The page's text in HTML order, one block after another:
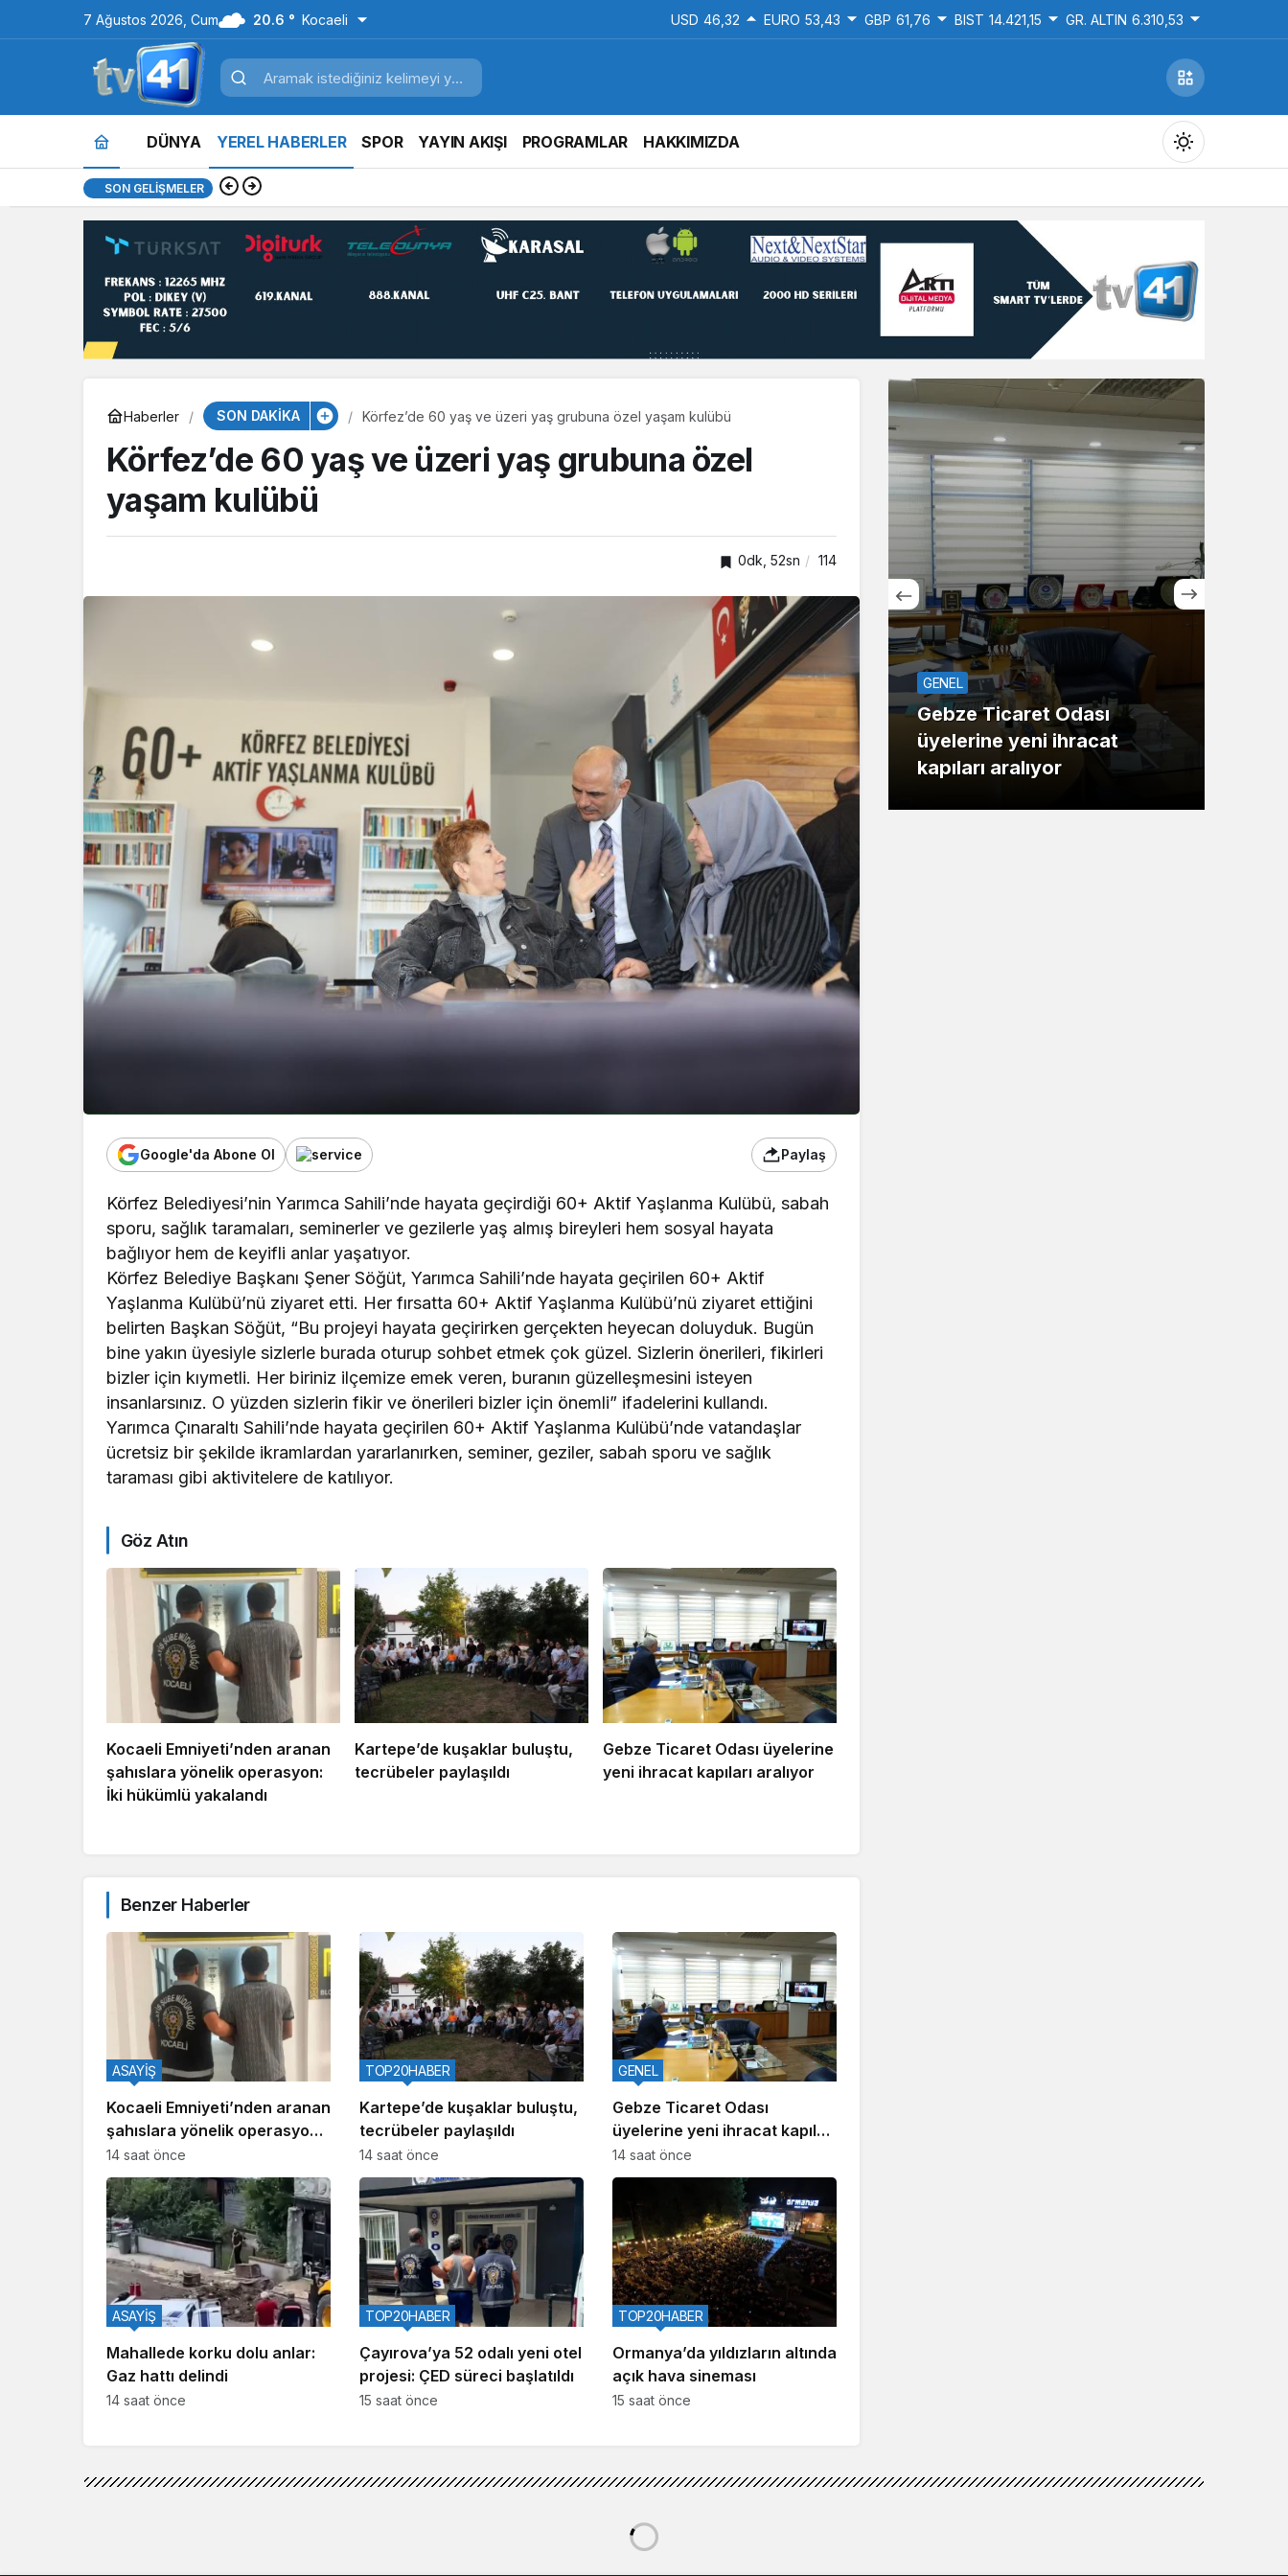
7 Ağustos 2026, Cum 20.6 ° Kocaeli USD 46,32 EURO 53,43 GBP 61,76 BIST 14.421,15 GR. ALTIN 6.310,53
DÜNYA YEREL HABERLER SPOR YAYIN AKIŞI PROGRAMLAR HAKKIMIZDA
Gündüz Modu
Gündüz modunu seçin.
Gece modunu seçin.
Sistem Modu
Sistem modunu seçin.
SON GELIŞMELER
Haberler SON DAKİKA Körfez’de 60 yaş ve üzeri yaş grubuna özel yaşam kulübü
Körfez’de 60 yaş ve üzeri yaş grubuna özel
yaşam kulübü
0dk, 52sn 114
Google'da Abone Ol Paylaş
Körfez Belediyesi’nin Yarımca Sahili’nde hayata geçirdiği 60+ Aktif Yaşlanma Kulübü, sabah
sporu, sağlık taramaları, seminerler ve gezilerle yaş almış bireyleri hem sosyal hayata
bağlıyor hem de keyifli anlar yaşatıyor.
Körfez Belediye Başkanı Şener Söğüt, Yarımca Sahili’nde hayata geçirilen 60+ Aktif
Yaşlanma Kulübü’nü ziyaret etti. Her fırsatta 60+ Aktif Yaşlanma Kulübü’nü ziyaret ettiğini
belirten Başkan Söğüt, “Bu projeyi hayata geçirirken gerçekten heyecan doluyduk. Bugün
bine yakın üyesiyle sizlerle burada oturup sohbet etmek çok güzel. Sizlerin önerileri, fikirleri
bizler için kıymetli. Her biriniz ilçemize emek veren, buranın güzelleşmesini isteyen
insanlarsınız. O yüzden sizlerin fikir ve önerileri bizler için önemli” ifadelerini kullandı.
Yarımca Çınaraltı Sahili’nde hayata geçirilen 60+ Aktif Yaşlanma Kulübü’nde vatandaşlar
ücretsiz bir şekilde ikramlardan yararlanırken, seminer, geziler, sabah sporu ve sağlık
taraması gibi aktivitelere de katılıyor.
Göz Atın
Kocaeli Emniyeti’nden aranan
şahıslara yönelik operasyon:
İki hükümlü yakalandı
Kartepe’de kuşaklar buluştu,
tecrübeler paylaşıldı
Gebze Ticaret Odası üyelerine
yeni ihracat kapıları aralıyor
Benzer Haberler
Kocaeli Emniyeti’nden aranan
şahıslara yönelik operasyon:
İki hükümlü yakalandı
ASAYİŞ
14 saat önce
Kartepe’de kuşaklar buluştu,
tecrübeler paylaşıldı
TOP20HABER
14 saat önce
Gebze Ticaret Odası
üyelerine yeni ihracat kapıları
aralıyor
GENEL
14 saat önce
Mahallede korku dolu anlar:
Gaz hattı delindi
ASAYİŞ
14 saat önce
Çayırova’ya 52 odalı yeni otel
projesi: ÇED süreci başlatıldı
TOP20HABER
15 saat önce
Ormanya’da yıldızların altında
açık hava sineması
TOP20HABER
15 saat önce
ASAYİŞ
Kocaeli Emniyeti’nden
operasyon: İki hükümlü
yakalandı
TOP20HABER
Kartepe’de kuşaklar
buluştu, tecrübeler
paylaşıldı
GENEL
Gebze Ticaret Odası
üyelerine yeni ihracat
kapıları aralıyor